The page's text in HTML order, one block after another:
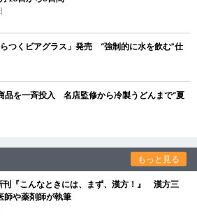
つくビアグラス」発売 “強制的に水を飲む”仕
品を一斉投入 名店監修から冷製うどんまで“夏
もっと見る
刊『こんなときには、まず、漢方！』 漢方三
師や薬剤師が執筆